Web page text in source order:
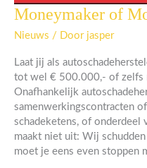
Moneymaker of
Nieuws / Door jasper
Laat jij als
tot wel € 500.000,- of zelfs
Onafhankelijk
samenwerkingscontracten
schadeketens, of onderdeel
maakt niet uit: Wij
moet je eens even stoppen
Moneymaker
Moneyloser?!